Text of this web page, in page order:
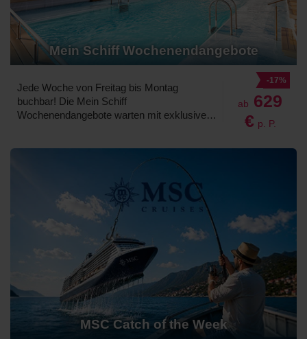
Mein Schiff Wochenendangebote
Jede Woche von Freitag bis Montag
buchbar! Die Mein Schiff
Wochenendangebote warten mit exklusiven
sichern und entspannt aufs Meer hinaus!
-17%
ab 629
€ p. P.
MSC Catch of the Week